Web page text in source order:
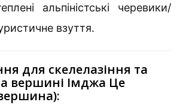
альпіністські черевики/
взуття.
для скелелазіння та
вершині Імджа Це